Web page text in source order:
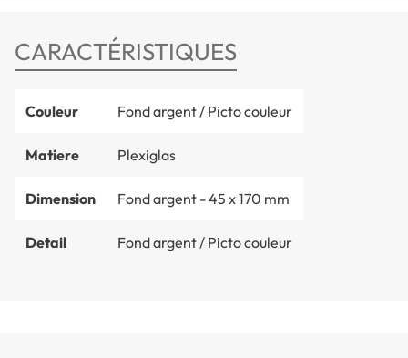
CARACTÉRISTIQUES
Couleur Fond argent / Picto couleur
Matiere Plexiglas
Dimension Fond argent - 45 x 170 mm
Detail Fond argent / Picto couleur